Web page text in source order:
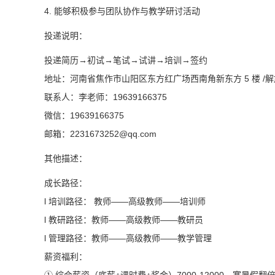
4. 能够积极参与团队协作与教学研讨活动
投递说明：
投递简历→初试→笔试→试讲→培训→签约
地址：河南省焦作市山阳区东方红广场西南角新东方 5 楼 /
联系人：李老师：19639166375
微信：19639166375
邮箱： 2231673252@qq.com
其他描述：
成长路径：
l 培训路径： 教师——高级教师——培训师
l 教研路径：教师——高级教师——教研员
l 管理路径：教师——高级教师——教学管理
薪资福利：